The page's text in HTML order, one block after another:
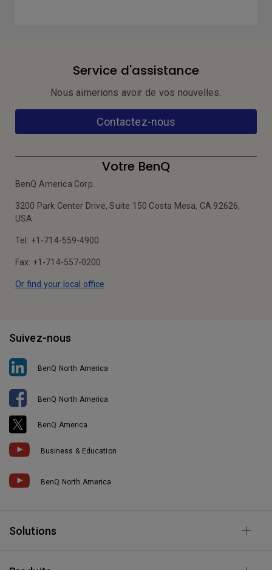
Service d'assistance
Nous aimerions avoir de vos nouvelles.
Contactez-nous
Votre BenQ
BenQ America Corp.
3200 Park Center Drive, Suite 150 Costa Mesa, CA 92626,
USA
Tel: +1-714-559-4900
Fax: +1-714-557-0200
Or find your local office
Suivez-nous
BenQ North America
BenQ North America
BenQ America
Business & Education
BenQ North America
Solutions